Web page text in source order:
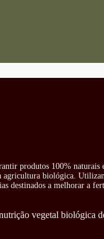
produtos 100%
biológica.
destinados a melhorar a
vegetal biológica